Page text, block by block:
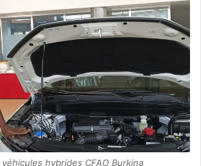
hybrides CFAO Burkina